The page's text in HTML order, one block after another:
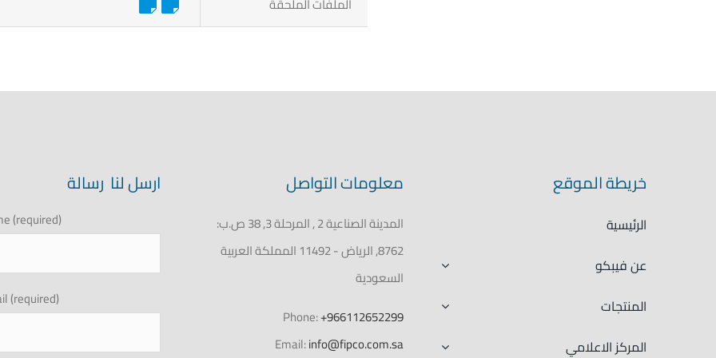
خريطة الموقع
الرئيسية
عن فيبكو
المنتجات
المركز الاعلامي
معلومات التواصل
المدينة الصناعية 2 , المرحلة 3, 38 ص.ب:
8762, الرياض - 11492 المملكة العربية
السعودية
Phone:+966112652299
Email:info@fipco.com.sa
ارسل لنا رسالة
(required)
(required)